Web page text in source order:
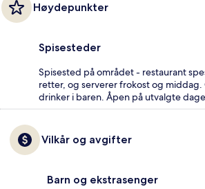
Høydepunkter
Spisesteder
Spisested på området - restaurant
retter, og serverer frokost og middag.
drinker i baren. Åpen på utvalgte
Vilkår og avgifter
Barn og ekstrasenger